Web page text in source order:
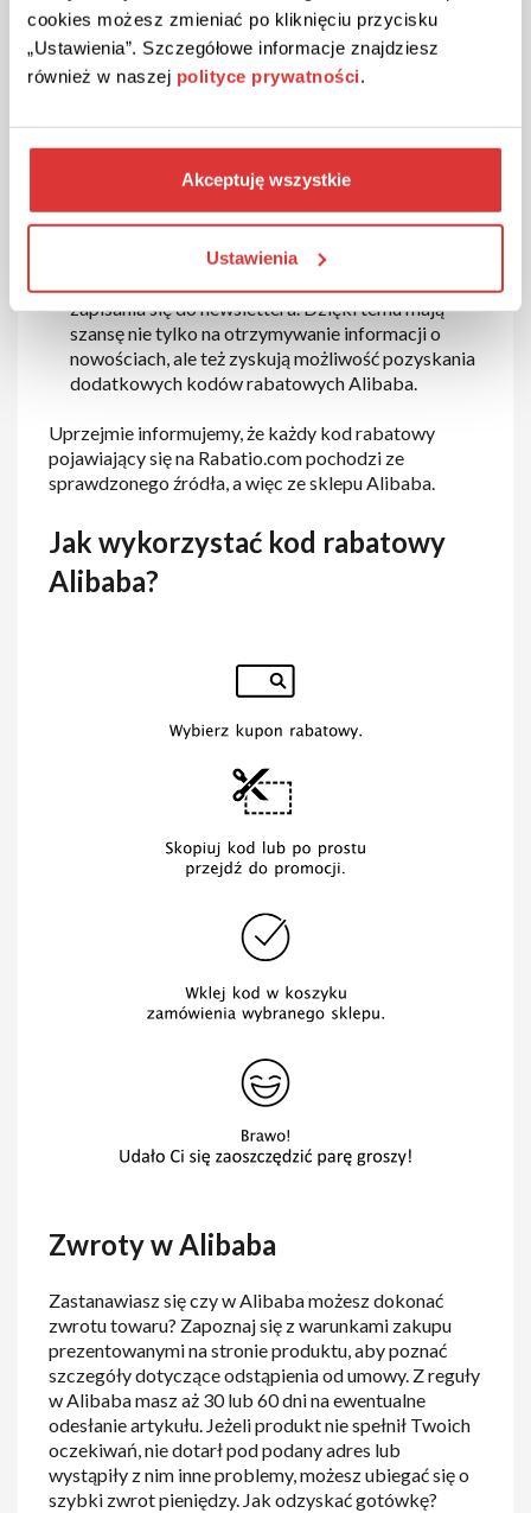
cookies możesz zmieniać po kliknięciu przycisku
„Ustawienia”. Szczegółowe informacje znajdziesz
również w naszej polityce prywatności.
Akceptuję wszystkie
Ustawienia
którą figuruje kupon. Jeśli klient posiada kod
rabatowy Alibaba o wartości 30$ to finalnie za
zamówienie o cenie 150$ zapłaci jedynie 120$. To
się naprawdę opłaca!
Promocje i wyprzedaże– polowanie na produkty
objęte promocją lub wyprzedażą to dobry sposób
na oszczędzanie. Aktualne promocje Alibaba
można sprawdzić na profilu sklepu w serwisie
Rabatio.com
Kod rabatowy za newsletter– klienci
zapisania się do newslettera. Dzięki temu mają
szansę nie tylko na otrzymywanie informacji o
nowościach, ale też zyskują możliwość pozyskania
dodatkowych kodów rabatowych Alibaba.
Uprzejmie informujemy, że każdy kod rabatowy
pojawiający się na Rabatio.com pochodzi ze
sprawdzonego źródła, a więc ze sklepu Alibaba.
Jak wykorzystać kod rabatowy
Alibaba?
Zwroty w Alibaba
Zastanawiasz się czy w Alibaba możesz dokonać
zwrotu towaru? Zapoznaj się z warunkami zakupu
prezentowanymi na stronie produktu, aby poznać
szczegóły dotyczące odstąpienia od umowy. Z reguły
w Alibaba masz aż 30 lub 60 dni na ewentualne
odesłanie artykułu. Jeżeli produkt nie spełnił Twoich
oczekiwań, nie dotarł pod podany adres lub
wystąpiły z nim inne problemy, możesz ubiegać się o
szybki zwrot pieniędzy. Jak odzyskać gotówkę?